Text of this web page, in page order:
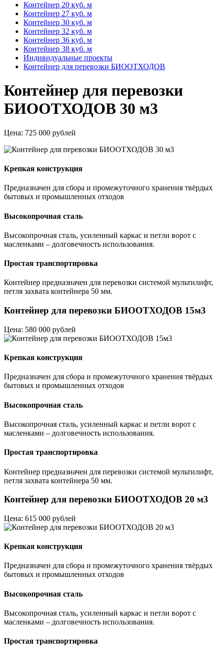
Контейнер 20 куб. м
Контейнер 27 куб. м
Контейнер 30 куб. м
Контейнер 32 куб. м
Контейнер 36 куб. м
Контейнер 38 куб. м
Индивидуальные проекты
Контейнер для перевозки БИООТХОДОВ
Контейнер для перевозки
БИООТХОДОВ 30 м3
Цена: 725 000 рублей
Крепкая конструкция
Предназначен для сбора и промежуточного хранения твёрдых
бытовых и промышленных отходов
Высокопрочная сталь
Высокопрочная сталь, усиленный каркас и петли ворот с
масленками – долговечность использования.
Простая транспортировка
Контейнер предназначен для перевозки системой мультилифт,
петля захвата контейнера 50 мм.
Контейнер для перевозки БИООТХОДОВ 15м3
Цена: 580 000 рублей
Крепкая конструкция
Предназначен для сбора и промежуточного хранения твёрдых
бытовых и промышленных отходов
Высокопрочная сталь
Высокопрочная сталь, усиленный каркас и петли ворот с
масленками – долговечность использования.
Простая транспортировка
Контейнер предназначен для перевозки системой мультилифт,
петля захвата контейнера 50 мм.
Контейнер для перевозки БИООТХОДОВ 20 м3
Цена: 615 000 рублей
Крепкая конструкция
Предназначен для сбора и промежуточного хранения твёрдых
бытовых и промышленных отходов
Высокопрочная сталь
Высокопрочная сталь, усиленный каркас и петли ворот с
масленками – долговечность использования.
Простая транспортировка